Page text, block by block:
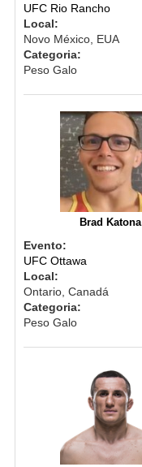
UFC Rio Rancho
Local:
Novo México, EUA
Categoria:
Peso Galo
Brad Katona
Evento:
UFC Ottawa
Local:
Ontario, Canadá
Categoria:
Peso Galo